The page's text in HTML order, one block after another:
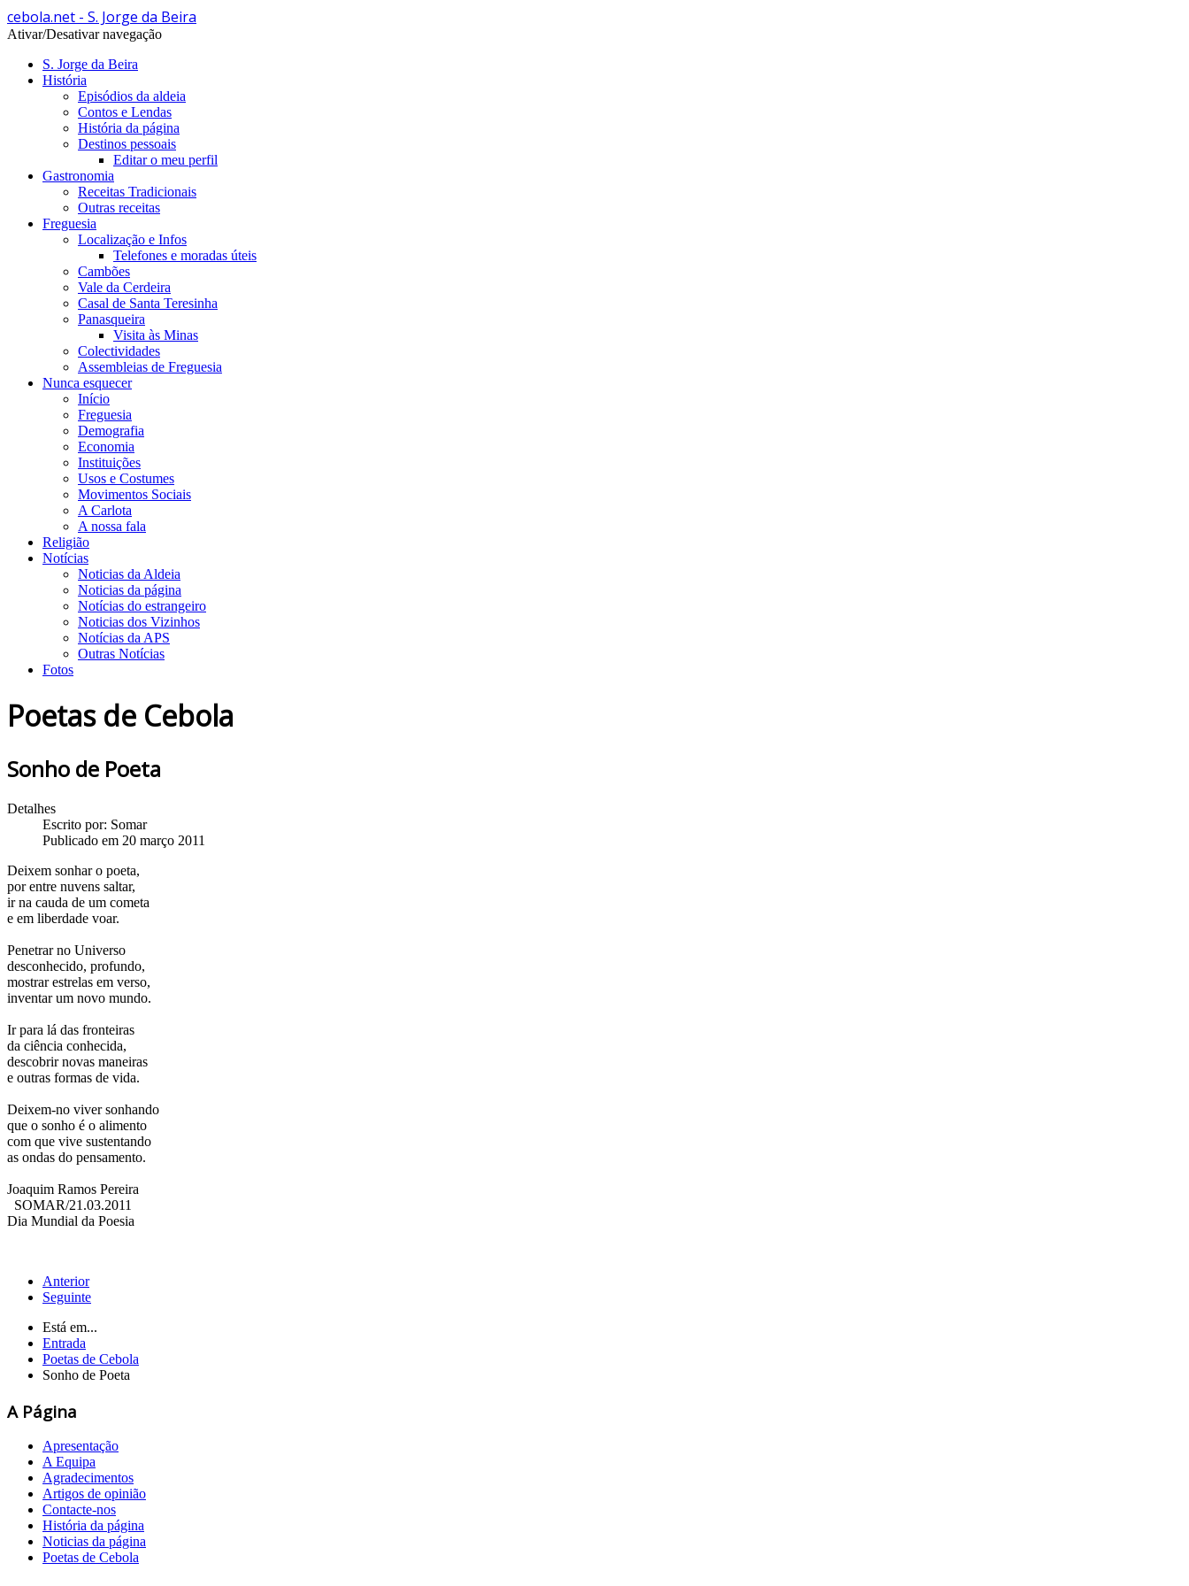
cebola.net - S. Jorge da Beira
Ativar/Desativar navegação
S. Jorge da Beira
História
Episódios da aldeia
Contos e Lendas
História da página
Destinos pessoais
Editar o meu perfil
Gastronomia
Receitas Tradicionais
Outras receitas
Freguesia
Localização e Infos
Telefones e moradas úteis
Cambões
Vale da Cerdeira
Casal de Santa Teresinha
Panasqueira
Visita às Minas
Colectividades
Assembleias de Freguesia
Nunca esquecer
Início
Freguesia
Demografia
Economia
Instituições
Usos e Costumes
Movimentos Sociais
A Carlota
A nossa fala
Religião
Notícias
Noticias da Aldeia
Noticias da página
Notícias do estrangeiro
Noticias dos Vizinhos
Notícias da APS
Outras Notícias
Fotos
Poetas de Cebola
Sonho de Poeta
Detalhes
Escrito por: Somar
Publicado em 20 março 2011
Deixem sonhar o poeta,
por entre nuvens saltar,
ir na cauda de um cometa
e em liberdade voar.
Penetrar no Universo
desconhecido, profundo,
mostrar estrelas em verso,
inventar um novo mundo.
Ir para lá das fronteiras
da ciência conhecida,
descobrir novas maneiras
e outras formas de vida.
Deixem-no viver sonhando
que o sonho é o alimento
com que vive sustentando
as ondas do pensamento.
Joaquim Ramos Pereira
SOMAR/21.03.2011
Dia Mundial da Poesia
Anterior
Seguinte
Está em...
Entrada
Poetas de Cebola
Sonho de Poeta
A Página
Apresentação
A Equipa
Agradecimentos
Artigos de opinião
Contacte-nos
História da página
Noticias da página
Poetas de Cebola